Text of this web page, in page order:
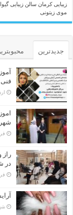
زیبایی کرمان سالن زیبایی گیوا
موی زیتونی
جدیدترین
راز
در